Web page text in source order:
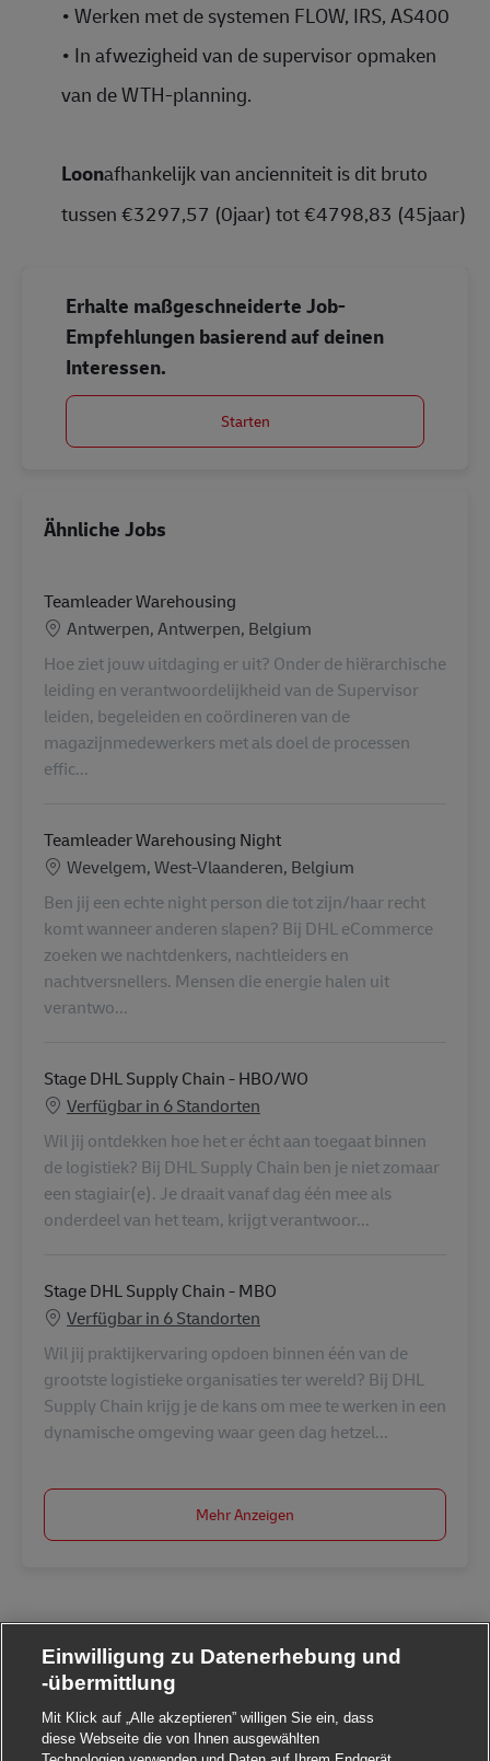
•Werken met de systemen FLOW, IRS, AS400
• In afwezigheid van de supervisor opmaken
van de WTH-planning.
Loonafhankelijk van ancienniteit is dit bruto
tussen €3297,57 (0jaar) tot €4798,83 (45jaar)
Erhalte maßgeschneiderte Job-
Empfehlungen basierend auf deinen
Interessen.
Starten
Ähnliche Jobs
Teamleader Warehousing
Standort
Antwerpen, Antwerpen, Belgium
Hoe ziet jouw uitdaging er uit? Onder de hiërarchische
leiding en verantwoordelijkheid van de Supervisor
leiden, begeleiden en coördineren van de
magazijnmedewerkers met als doel de processen
effic...
Teamleader Warehousing Night
Standort
Wevelgem, West-Vlaanderen, Belgium
Ben jij een echte night person die tot zijn/haar recht
komt wanneer anderen slapen? Bij DHL eCommerce
zoeken we nachtdenkers, nachtleiders en
nachtversnellers. Mensen die energie halen uit
verantwo...
Stage DHL Supply Chain - HBO/WO
Verfügbar in 6 Standorten
Wil jij ontdekken hoe het er écht aan toegaat binnen
de logistiek? Bij DHL Supply Chain ben je niet zomaar
een stagiair(e). Je draait vanaf dag één mee als
onderdeel van het team, krijgt verantwoor...
Stage DHL Supply Chain - MBO
Verfügbar in 6 Standorten
Wil jij praktijkervaring opdoen binnen één van de
grootste logistieke organisaties ter wereld? Bij DHL
Supply Chain krijg je de kans om mee te werken in een
dynamische omgeving waar geen dag hetzel...
Mehr Anzeigen
Einwilligung zu Datenerhebung und
-übermittlung
Mit Klick auf „Alle akzeptieren” willigen Sie ein, dass
diese Webseite die von Ihnen ausgewählten